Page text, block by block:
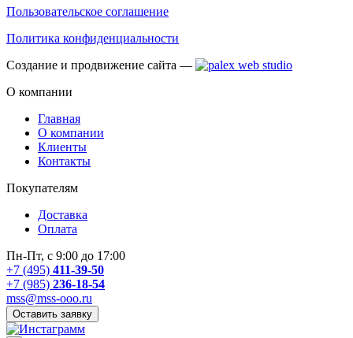
Пользовательское соглашение
Политика конфиденциальности
Создание и продвижение сайта —
О компании
Главная
О компании
Клиенты
Контакты
Покупателям
Доставка
Оплата
Пн-Пт, с 9:00 до 17:00
+7 (495) 411-39-50
+7 (985) 236-18-54
mss@mss-ooo.ru
Оставить заявку